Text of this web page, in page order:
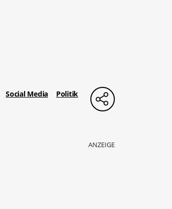
Social Media Politik
ANZEIGE